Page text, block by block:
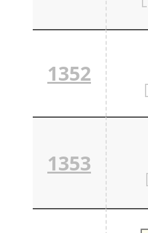
1352
1353